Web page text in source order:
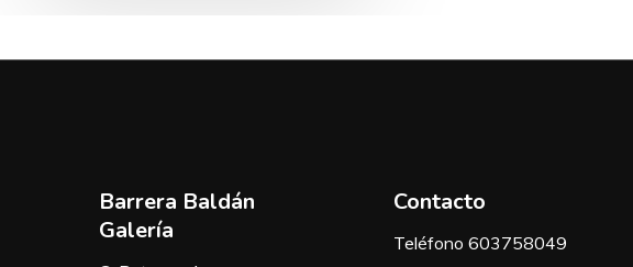
Barrera Baldán
Galería
Contacto
Teléfono 603758049